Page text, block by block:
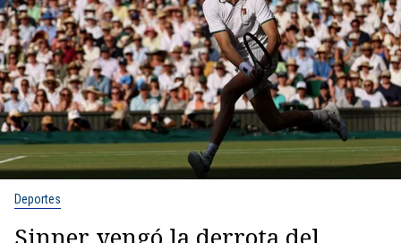
Deportes